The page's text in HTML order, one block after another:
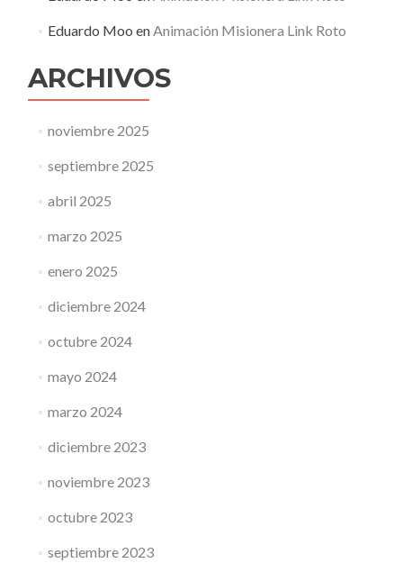
Eduardo Moo enAnimación Misionera Link Roto
ARCHIVOS
noviembre 2025
septiembre 2025
abril 2025
marzo 2025
enero 2025
diciembre 2024
octubre 2024
mayo 2024
marzo 2024
diciembre 2023
noviembre 2023
octubre 2023
septiembre 2023